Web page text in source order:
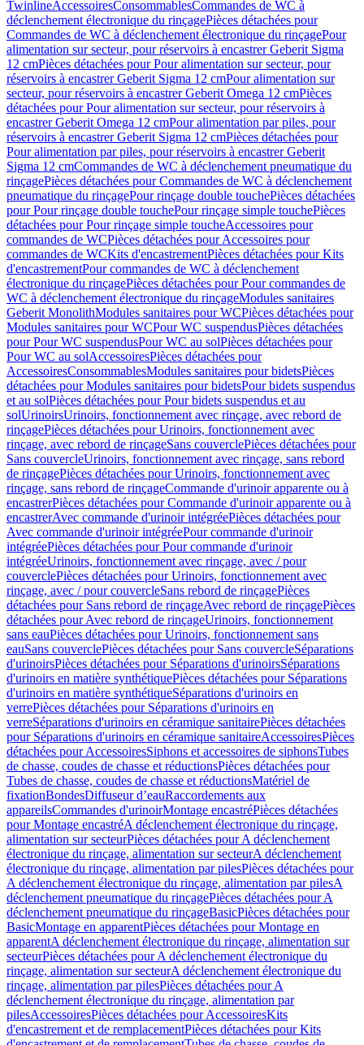
TwinlineAccessoiresConsommablesCommandes de WC à
déclenchement électronique du rinçagePièces détachées pour
Commandes de WC à déclenchement électronique du rinçagePour
alimentation sur secteur, pour réservoirs à encastrer Geberit Sigma
12 cmPièces détachées pour Pour alimentation sur secteur, pour
réservoirs à encastrer Geberit Sigma 12 cmPour alimentation sur
secteur, pour réservoirs à encastrer Geberit Omega 12 cmPièces
détachées pour Pour alimentation sur secteur, pour réservoirs à
encastrer Geberit Omega 12 cmPour alimentation par piles, pour
réservoirs à encastrer Geberit Sigma 12 cmPièces détachées pour
Pour alimentation par piles, pour réservoirs à encastrer Geberit
Sigma 12 cmCommandes de WC à déclenchement pneumatique du
rinçagePièces détachées pour Commandes de WC à déclenchement
pneumatique du rinçagePour rinçage double touchePièces détachées
pour Pour rinçage double touchePour rinçage simple touchePièces
détachées pour Pour rinçage simple toucheAccessoires pour
commandes de WCPièces détachées pour Accessoires pour
commandes de WCKits d'encastrementPièces détachées pour Kits
d'encastrementPour commandes de WC à déclenchement
électronique du rinçagePièces détachées pour Pour commandes de
WC à déclenchement électronique du rinçageModules sanitaires
Geberit MonolithModules sanitaires pour WCPièces détachées pour
Modules sanitaires pour WCPour WC suspendusPièces détachées
pour Pour WC suspendusPour WC au solPièces détachées pour
Pour WC au solAccessoiresPièces détachées pour
AccessoiresConsommablesModules sanitaires pour bidetsPièces
détachées pour Modules sanitaires pour bidetsPour bidets suspendus
et au solPièces détachées pour Pour bidets suspendus et au
solUrinoirsUrinoirs, fonctionnement avec rinçage, avec rebord de
rinçagePièces détachées pour Urinoirs, fonctionnement avec
rinçage, avec rebord de rinçageSans couverclePièces détachées pour
Sans couvercleUrinoirs, fonctionnement avec rinçage, sans rebord
de rinçagePièces détachées pour Urinoirs, fonctionnement avec
rinçage, sans rebord de rinçageCommande d'urinoir apparente ou à
encastrerPièces détachées pour Commande d'urinoir apparente ou à
encastrerAvec commande d'urinoir intégréePièces détachées pour
Avec commande d'urinoir intégréePour commande d'urinoir
intégréePièces détachées pour Pour commande d'urinoir
intégréeUrinoirs, fonctionnement avec rinçage, avec / pour
couverclePièces détachées pour Urinoirs, fonctionnement avec
rinçage, avec / pour couvercleSans rebord de rinçagePièces
détachées pour Sans rebord de rinçageAvec rebord de rinçagePièces
détachées pour Avec rebord de rinçageUrinoirs, fonctionnement
sans eauPièces détachées pour Urinoirs, fonctionnement sans
eauSans couverclePièces détachées pour Sans couvercleSéparations
d'urinoirsPièces détachées pour Séparations d'urinoirsSéparations
d'urinoirs en matière synthétiquePièces détachées pour Séparations
d'urinoirs en matière synthétiqueSéparations d'urinoirs en
verrePièces détachées pour Séparations d'urinoirs en
verreSéparations d'urinoirs en céramique sanitairePièces détachées
pour Séparations d'urinoirs en céramique sanitaireAccessoiresPièces
détachées pour AccessoiresSiphons et accessoires de siphonsTubes
de chasse, coudes de chasse et réductionsPièces détachées pour
Tubes de chasse, coudes de chasse et réductionsMatériel de
fixationBondesDiffuseur d’eauRaccordements aux
appareilsCommandes d'urinoirMontage encastréPièces détachées
pour Montage encastréA déclenchement électronique du rinçage,
alimentation sur secteurPièces détachées pour A déclenchement
électronique du rinçage, alimentation sur secteurA déclenchement
électronique du rinçage, alimentation par pilesPièces détachées pour
A déclenchement électronique du rinçage, alimentation par pilesA
déclenchement pneumatique du rinçagePièces détachées pour A
déclenchement pneumatique du rinçageBasicPièces détachées pour
BasicMontage en apparentPièces détachées pour Montage en
apparentA déclenchement électronique du rinçage, alimentation sur
secteurPièces détachées pour A déclenchement électronique du
rinçage, alimentation sur secteurA déclenchement électronique du
rinçage, alimentation par pilesPièces détachées pour A
déclenchement électronique du rinçage, alimentation par
pilesAccessoiresPièces détachées pour AccessoiresKits
d'encastrement et de remplacementPièces détachées pour Kits